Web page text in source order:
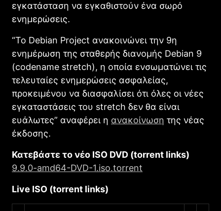
εγκατάσταση να εγκαθιστούν ένα σωρό
ενημερώσεις.
“Το Debian Project ανακοινώνει την 9η
ενημέρωση της σταθερής διανομής Debian 9
(codename stretch), η οποία ενσωματώνει τις
τελευταίες ενημερώσεις ασφαλείας,
προκειμένου να διασφαλίσει ότι όλες οι νέες
εγκαταστάσεις του stretch δεν θα είναι
ευάλωτες” αναφέρει η ανακοίνωση της νέας
έκδοσης.
Κατεβάστε το νέο ISO DVD (torrent links)
9.9.0-amd64-DVD-1.iso.torrent
Live ISO (torrent links)